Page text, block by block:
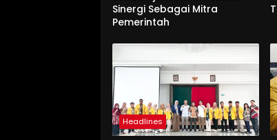
Sinergi Sebagai Mitra
Pemerintah
Headlines